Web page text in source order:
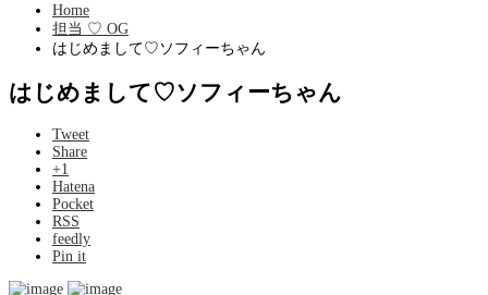
Home
担当 ♡ OG
はじめまして♡ソフィーちゃん
はじめまして♡ソフィーちゃん
Tweet
Share
+1
Hatena
Pocket
RSS
feedly
Pin it